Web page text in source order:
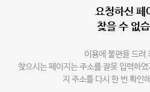
요청하신 페
찾을 수 없
이용에 불편을 드려
찾으시는 페이지는 주소를 잘못 입력하
지 주소를 다시 한 번 확인